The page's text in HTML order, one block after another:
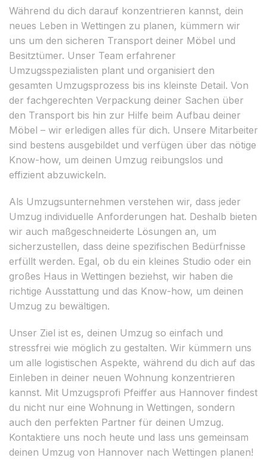
Während du dich darauf konzentrieren kannst, dein
neues Leben in Wettingen zu planen, kümmern wir
uns um den sicheren Transport deiner Möbel und
Besitztümer. Unser Team erfahrener
Umzugsspezialisten plant und organisiert den
gesamten Umzugsprozess bis ins kleinste Detail. Von
der fachgerechten Verpackung deiner Sachen über
den Transport bis hin zur Hilfe beim Aufbau deiner
Möbel – wir erledigen alles für dich. Unsere Mitarbeiter
sind bestens ausgebildet und verfügen über das nötige
Know-how, um deinen Umzug reibungslos und
effizient abzuwickeln.
Als Umzugsunternehmen verstehen wir, dass jeder
Umzug individuelle Anforderungen hat. Deshalb bieten
wir auch maßgeschneiderte Lösungen an, um
sicherzustellen, dass deine spezifischen Bedürfnisse
erfüllt werden. Egal, ob du ein kleines Studio oder ein
großes Haus in Wettingen beziehst, wir haben die
richtige Ausstattung und das Know-how, um deinen
Umzug zu bewältigen.
Unser Ziel ist es, deinen Umzug so einfach und
stressfrei wie möglich zu gestalten. Wir kümmern uns
um alle logistischen Aspekte, während du dich auf das
Einleben in deiner neuen Wohnung konzentrieren
kannst. Mit Umzugsprofi Pfeiffer aus Hannover findest
du nicht nur eine Wohnung in Wettingen, sondern
auch den perfekten Partner für deinen Umzug.
Kontaktiere uns noch heute und lass uns gemeinsam
deinen Umzug von Hannover nach Wettingen planen!